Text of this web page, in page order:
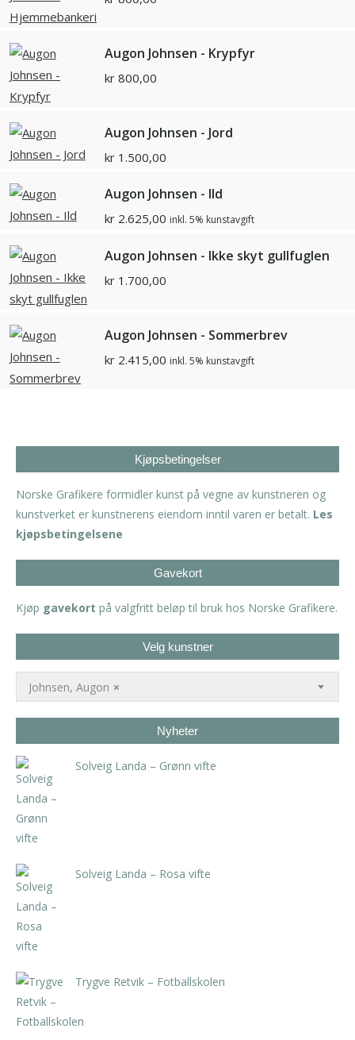
Augon Johnsen - Krypfyr
kr 800,00
Augon Johnsen - Jord
kr 1.500,00
Augon Johnsen - Ild
kr 2.625,00 inkl. 5% kunstavgift
Augon Johnsen - Ikke skyt gullfuglen
kr 1.700,00
Augon Johnsen - Sommerbrev
kr 2.415,00 inkl. 5% kunstavgift
Kjøpsbetingelser
Norske Grafikere formidler kunst på vegne av kunstneren og
kunstverket er kunstnerens eiendom inntil varen er betalt. Les
kjøpsbetingelsene
Gavekort
Kjøp gavekort på valgfritt beløp til bruk hos Norske Grafikere.
Velg kunstner
×
Johnsen, Augon
Nyheter
Solveig Landa – Grønn vifte
Solveig Landa – Rosa vifte
Trygve Retvik – Fotballskolen